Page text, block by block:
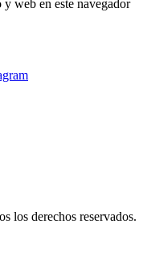
web en este navegador
los derechos reservados.